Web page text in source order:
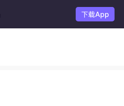
下载App